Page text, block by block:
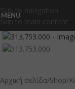
Skip to navigation
Skip to main content
MENU
Click to enlarge
Αρχική σελίδα Shop